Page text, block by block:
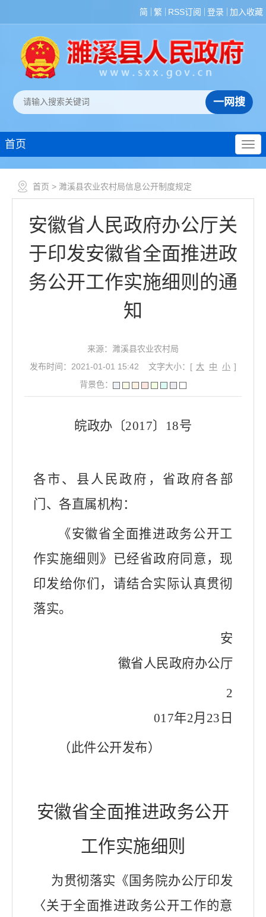
简 繁 RSS订阅 登录 加入收藏
首页
首页 > 濉溪县农业农村局信息公开制度规定
安徽省人民政府办公厅关
于印发安徽省全面推进政
务公开工作实施细则的通
知
来源：濉溪县农业农村局
发布时间：2021-01-01 15:42
文字大小：[ 大 中 小 ]
背景色：
皖政办〔2017〕 18号
各市、县人民政府，省政府各部
门、各直属机构：
《安徽省全面推进政务公开工
作实施细则》已经省政府同意，现
印发给你们，请结合实际认真贯彻
落实。
安
徽省人民政府办公厅
2
017年2月 23 日
（此件公开发布）
安徽省全面推进政务公开
工作实施细则
为贯彻落实《国务院办公厅印发
〈关于全面推进政务公开工作的意